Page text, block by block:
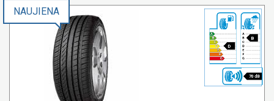
D
B
70 dB
NAUJIENA